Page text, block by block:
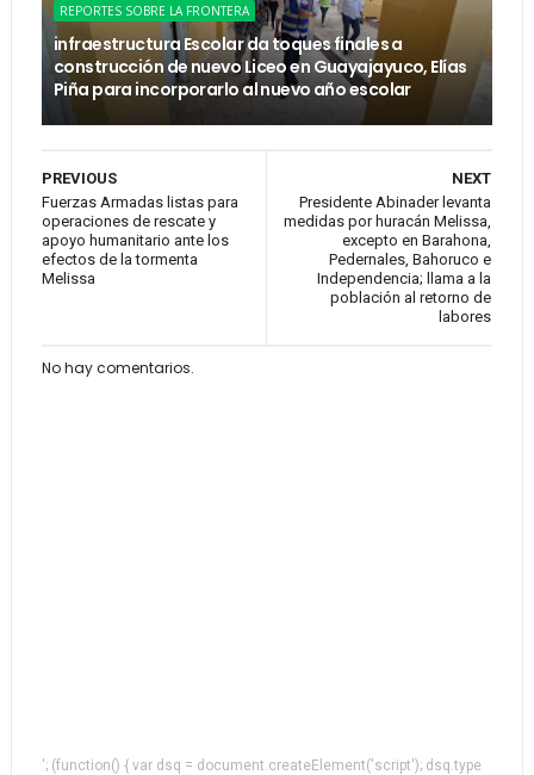
REPORTES SOBRE LA FRONTERA
infraestructura Escolar da toques finales a
construcción de nuevo Liceo en Guayajayuco, Elías
Piña para incorporarlo al nuevo año escolar
NEXT
Presidente Abinader levanta
medidas por huracán Melissa,
excepto en Barahona,
Pedernales, Bahoruco e
Independencia; llama a la
población al retorno de
labores
PREVIOUS
Fuerzas Armadas listas para
operaciones de rescate y
apoyo humanitario ante los
efectos de la tormenta
Melissa
No hay comentarios.
'; (function() { var dsq = document.createElement('script'); dsq.type